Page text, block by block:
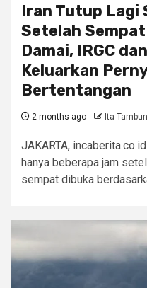
Iran Tutup Lagi
Setelah
Damai, IRGC
Keluarkan
Bertentangan
2 months ago Ita
JAKARTA,
hanya beberapa jam
sempat dibuka